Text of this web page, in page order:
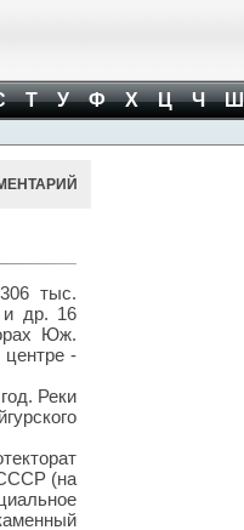
Т У Ф Х Ц Ч
тыс.
и др. 16
Юж.
-
Реки
СССР (на